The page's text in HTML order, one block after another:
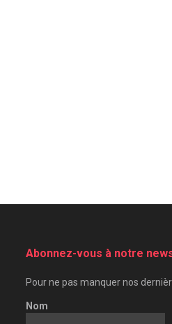
Abonnez-vous à notre
Pour ne pas manquer nos
Nom